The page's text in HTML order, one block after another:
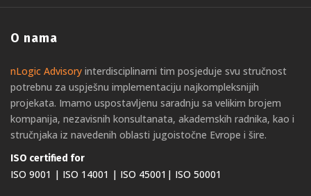
O nama
nLogic Advisory interdisciplinarni tim posjeduje svu stručnost
potrebnu za uspješnu implementaciju najkompleksnijih
projekata. Imamo uspostavljenu saradnju sa velikim brojem
kompanija, nezavisnih konsultanata, akademskih radnika, kao i
stručnjaka iz navedenih oblasti jugoistočne Evrope i šire.
ISO certified for
ISO 9001 | ISO 14001 | ISO 45001| ISO 50001